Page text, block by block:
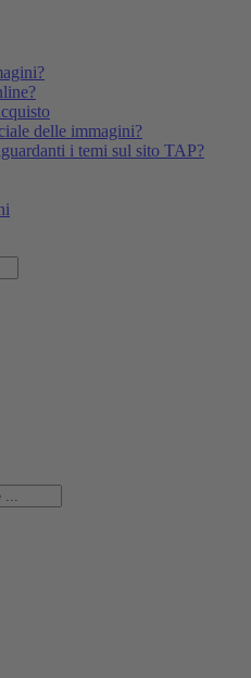
delle immagini?
i temi sul sito TAP?